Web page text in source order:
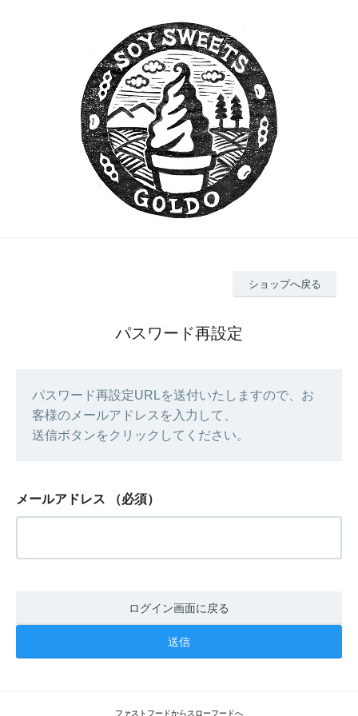
ショップへ戻る
パスワード再設定
パスワード再設定URLを送付いたしますので、お
客様のメールアドレスを入力して、
送信ボタンをクリックしてください。
メールアドレス （必須）
ログイン画面に戻る
ファストフードからスローフードへ